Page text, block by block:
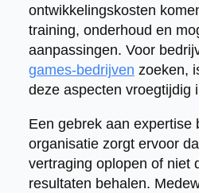
ontwikkelingskosten
training, onderhoud en
aanpassingen. Voor
games-bedrijven zoeken,
deze aspecten vroegtijdig
Een gebrek aan expertise
organisatie zorgt ervoor
vertraging oplopen of niet
resultaten behalen.